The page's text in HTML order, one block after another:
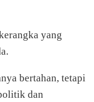
yang
bertahan, tetapi
dan